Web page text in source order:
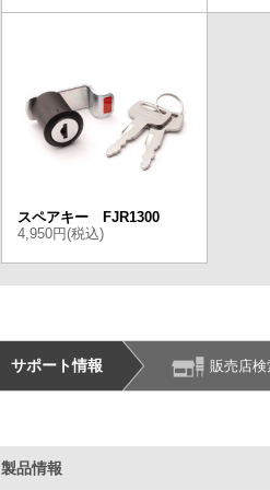
スペアキー FJR1300
4,950円(税込)
サポート情報 販売店検
製品情報